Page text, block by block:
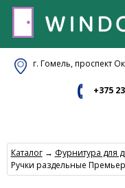
г. Гомель, проспект
+375
Каталог→ Фурнитура для
Ручки раздельные